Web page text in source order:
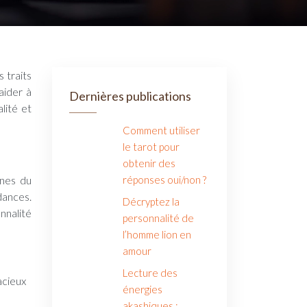
à
et
du
Dernières publications
Comment utiliser
le tarot pour
obtenir des
réponses oui/non ?
Décryptez la
personnalité de
l’homme lion en
amour
Lecture des
énergies